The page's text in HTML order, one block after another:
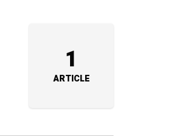
1
ARTICLE